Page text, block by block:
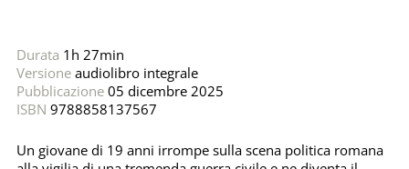
Durata 1h 27min
Versioneaudiolibro integrale
Pubblicazione05 dicembre 2025
ISBN 9788858137567
Un giovane di 19 anni irrompe sulla scena politica romana